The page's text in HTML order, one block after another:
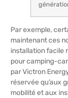
Par exemple,
maintenant ces
installation facile
pour camping-
par Victron
réservée qu’aux
mobilité et aux